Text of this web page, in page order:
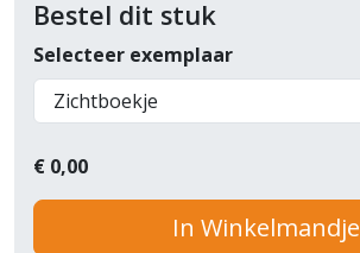
Bestel dit stuk
Selecteer exemplaar
€ 0,00
In Winkelmandje